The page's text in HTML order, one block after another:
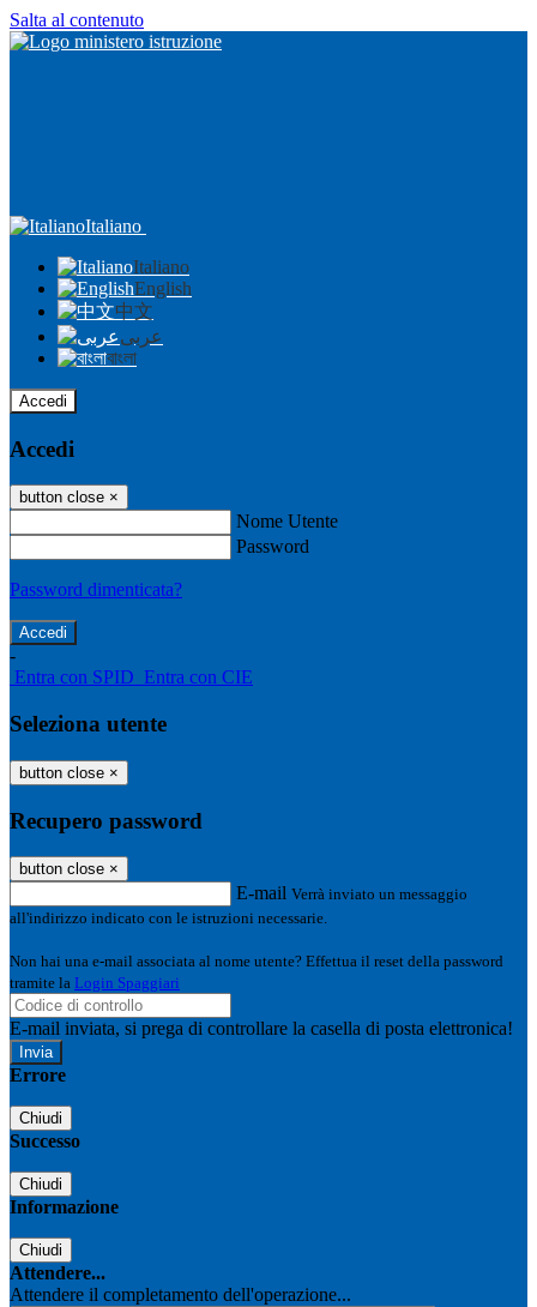
Salta al contenuto
Italiano
Italiano
English
中文
عربى
বাংলা
Accedi
Accedi
button close ×
Nome Utente
Password
Password dimenticata?
-
Entra con SPID Entra con CIE
Seleziona utente
button close ×
Recupero password
button close ×
E-mail Verrà inviato un messaggio
all'indirizzo indicato con le istruzioni necessarie.
Non hai una e-mail associata al nome utente? Effettua il reset della password
tramite la Login Spaggiari
E-mail inviata, si prega di controllare la casella di posta elettronica!
Errore
Chiudi
Successo
Chiudi
Informazione
Chiudi
Attendere...
Attendere il completamento dell'operazione...